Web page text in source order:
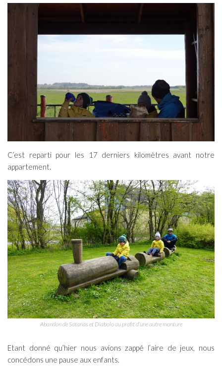
C’est reparti pour les 17 derniers kilomètres avant notre
appartement.
Abandon de Satanas et Diabolo au profit d’une autre monture
Etant donné qu’hier nous avions zappé l’aire de jeux, nous
concédons une pause aux enfants.